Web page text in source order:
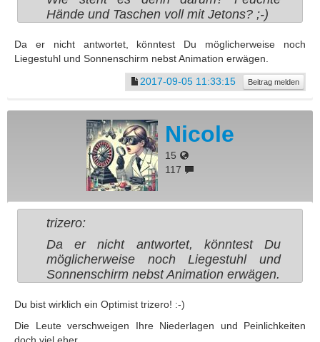
Hände und Taschen voll mit Jetons? ;-)
Da er nicht antwortet, könntest Du möglicherweise noch
Liegestuhl und Sonnenschirm nebst Animation erwägen.
2017-09-05 11:33:15
Beitrag melden
Nicole
15
117
trizero:
Da er nicht antwortet, könntest Du
möglicherweise noch Liegestuhl und
Sonnenschirm nebst Animation erwägen.
Du bist wirklich ein Optimist trizero! :-)
Die Leute verschweigen Ihre Niederlagen und Peinlichkeiten
doch viel eher,